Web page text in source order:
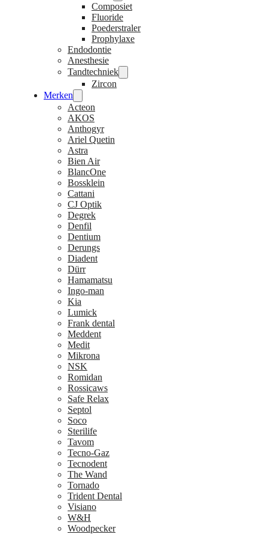
Composiet
Fluoride
Poederstraler
Prophylaxe
Endodontie
Anesthesie
Tandtechniek
Zircon
Merken
Acteon
AKOS
Anthogyr
Ariel Quetin
Astra
Bien Air
BlancOne
Bossklein
Cattani
CJ Optik
Degrek
Denfil
Dentium
Derungs
Diadent
Dürr
Hamamatsu
Ingo-man
Kia
Lumick
Frank dental
Meddent
Medit
Mikrona
NSK
Romidan
Rossicaws
Safe Relax
Septol
Soco
Sterilife
Tavom
Tecno-Gaz
Tecnodent
The Wand
Tornado
Trident Dental
Visiano
W&H
Woodpecker